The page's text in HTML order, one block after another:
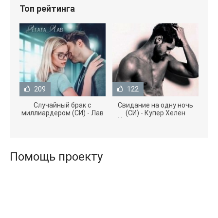
Топ рейтинга
209
Случайный брак с
миллиардером (СИ) - Лав
Агата (полная версия
122
Свидание на одну ночь
(СИ) - Купер Хелен
(бесплатные серии книг
Помощь проекту